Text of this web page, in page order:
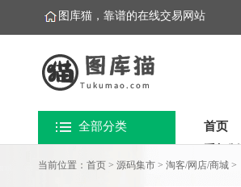
图库猫，靠谱的在线交易网站
全部分类 首页
当前位置： 首页 > 源码集市 > 淘客/网店/商城 >